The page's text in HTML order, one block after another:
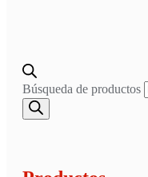
Búsqueda de productos